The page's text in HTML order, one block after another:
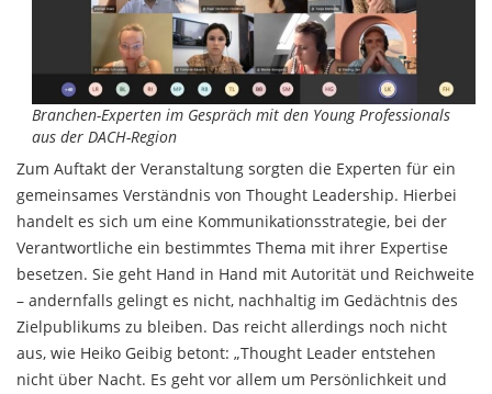
Branchen-Experten im Gespräch mit den Young Professionals
aus der DACH-Region
Zum Auftakt der Veranstaltung sorgten die Experten für ein
gemeinsames Verständnis von Thought Leadership. Hierbei
handelt es sich um eine Kommunikationsstrategie, bei der
Verantwortliche ein bestimmtes Thema mit ihrer Expertise
besetzen. Sie geht Hand in Hand mit Autorität und Reichweite
– andernfalls gelingt es nicht, nachhaltig im Gedächtnis des
Zielpublikums zu bleiben. Das reicht allerdings noch nicht
aus, wie Heiko Geibig betont: „Thought Leader entstehen
nicht über Nacht. Es geht vor allem um Persönlichkeit und